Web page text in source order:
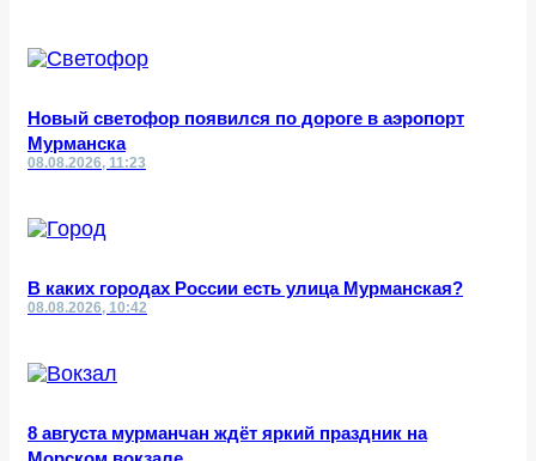
Новый светофор появился по дороге в аэропорт
Мурманска
08.08.2026, 11:23
В каких городах России есть улица Мурманская?
08.08.2026, 10:42
8 августа мурманчан ждёт яркий праздник на